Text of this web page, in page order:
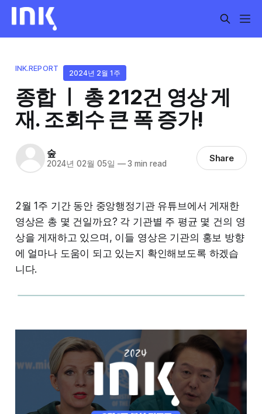
INK.REPORT
2024년 2월 1주
종합 ㅣ 총 212건 영상 게
재. 조회수 큰 폭 증가!
숲
2024년 02월 05일 —3 min read Share
2월 1주 기간 동안 중앙행정기관 유튜브에서 게재한
영상은 총 몇 건일까요? 각 기관별 주 평균 몇 건의 영
상을 게재하고 있으며, 이들 영상은 기관의 홍보 방향
에 얼마나 도움이 되고 있는지 확인해보도록 하겠습
니다.